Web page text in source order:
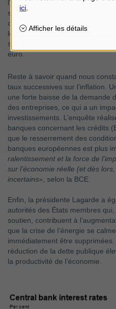
l’inflation élevée pour les
salaires dans la zone euro. De
continue à bien tourner,
les perspectives sont moins
services représente 73% de la
euro.
Reste à savoir quand nous
taux successives sur l’inflation.
une forte baisse de la demande
des entreprises, ce qui a un
investissements. L’enquête
banques concernant les crédits
que le resserrement des
banques européennes est plus
ralentissement et la force de
sur l’économie réelle (et dès
incertains» , selon la BCE.
Enfin, la présidente Lagarde a
autorités des États membres
soutien, contribuent à
que la crise de l’énergie se
immédiatement être
réduction de la dette publique
la productivité de l’économie.